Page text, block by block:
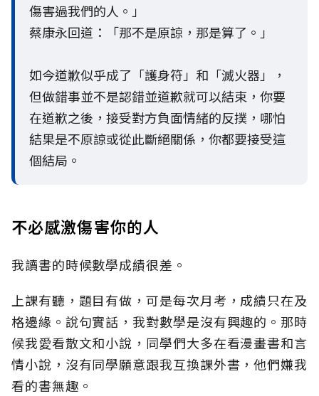
傷害過我們的人。」
蔡康永回道：「那不是原諒，那是算了。」
如今道歉似乎成了「護身符」和「滅火器」，
但做錯事並不是認錯並道歉就可以結束，你要
在道歉之後，接受對方負面情緒的反撲，哪怕
結果是不原諒或從此斷絕關係，你都要接受這
個結局。
不必感激傷害你的人
我讀書的時候數學成績很差。
上課有聽，題目有做，可是每次月考，成績只在及
格邊緣。說句實話，我對數學是沒有興趣的。那時
候我愛看散文和小說，同學們大多在看漫畫書和言
情小說，沒有同學願意跟我互換課外書，他們嫌我
看的書無趣。